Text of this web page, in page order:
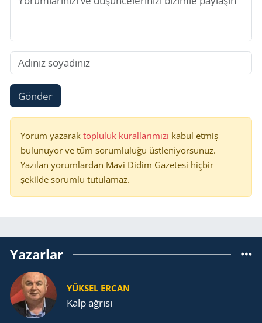
Gönder
Yorum yazarak topluluk kurallarımızı kabul etmiş
bulunuyor ve tüm sorumluluğu üstleniyorsunuz.
Yazılan yorumlardan Mavi Didim Gazetesi hiçbir
şekilde sorumlu tutulamaz.
Yazarlar
YÜKSEL ERCAN
Kalp ağrısı